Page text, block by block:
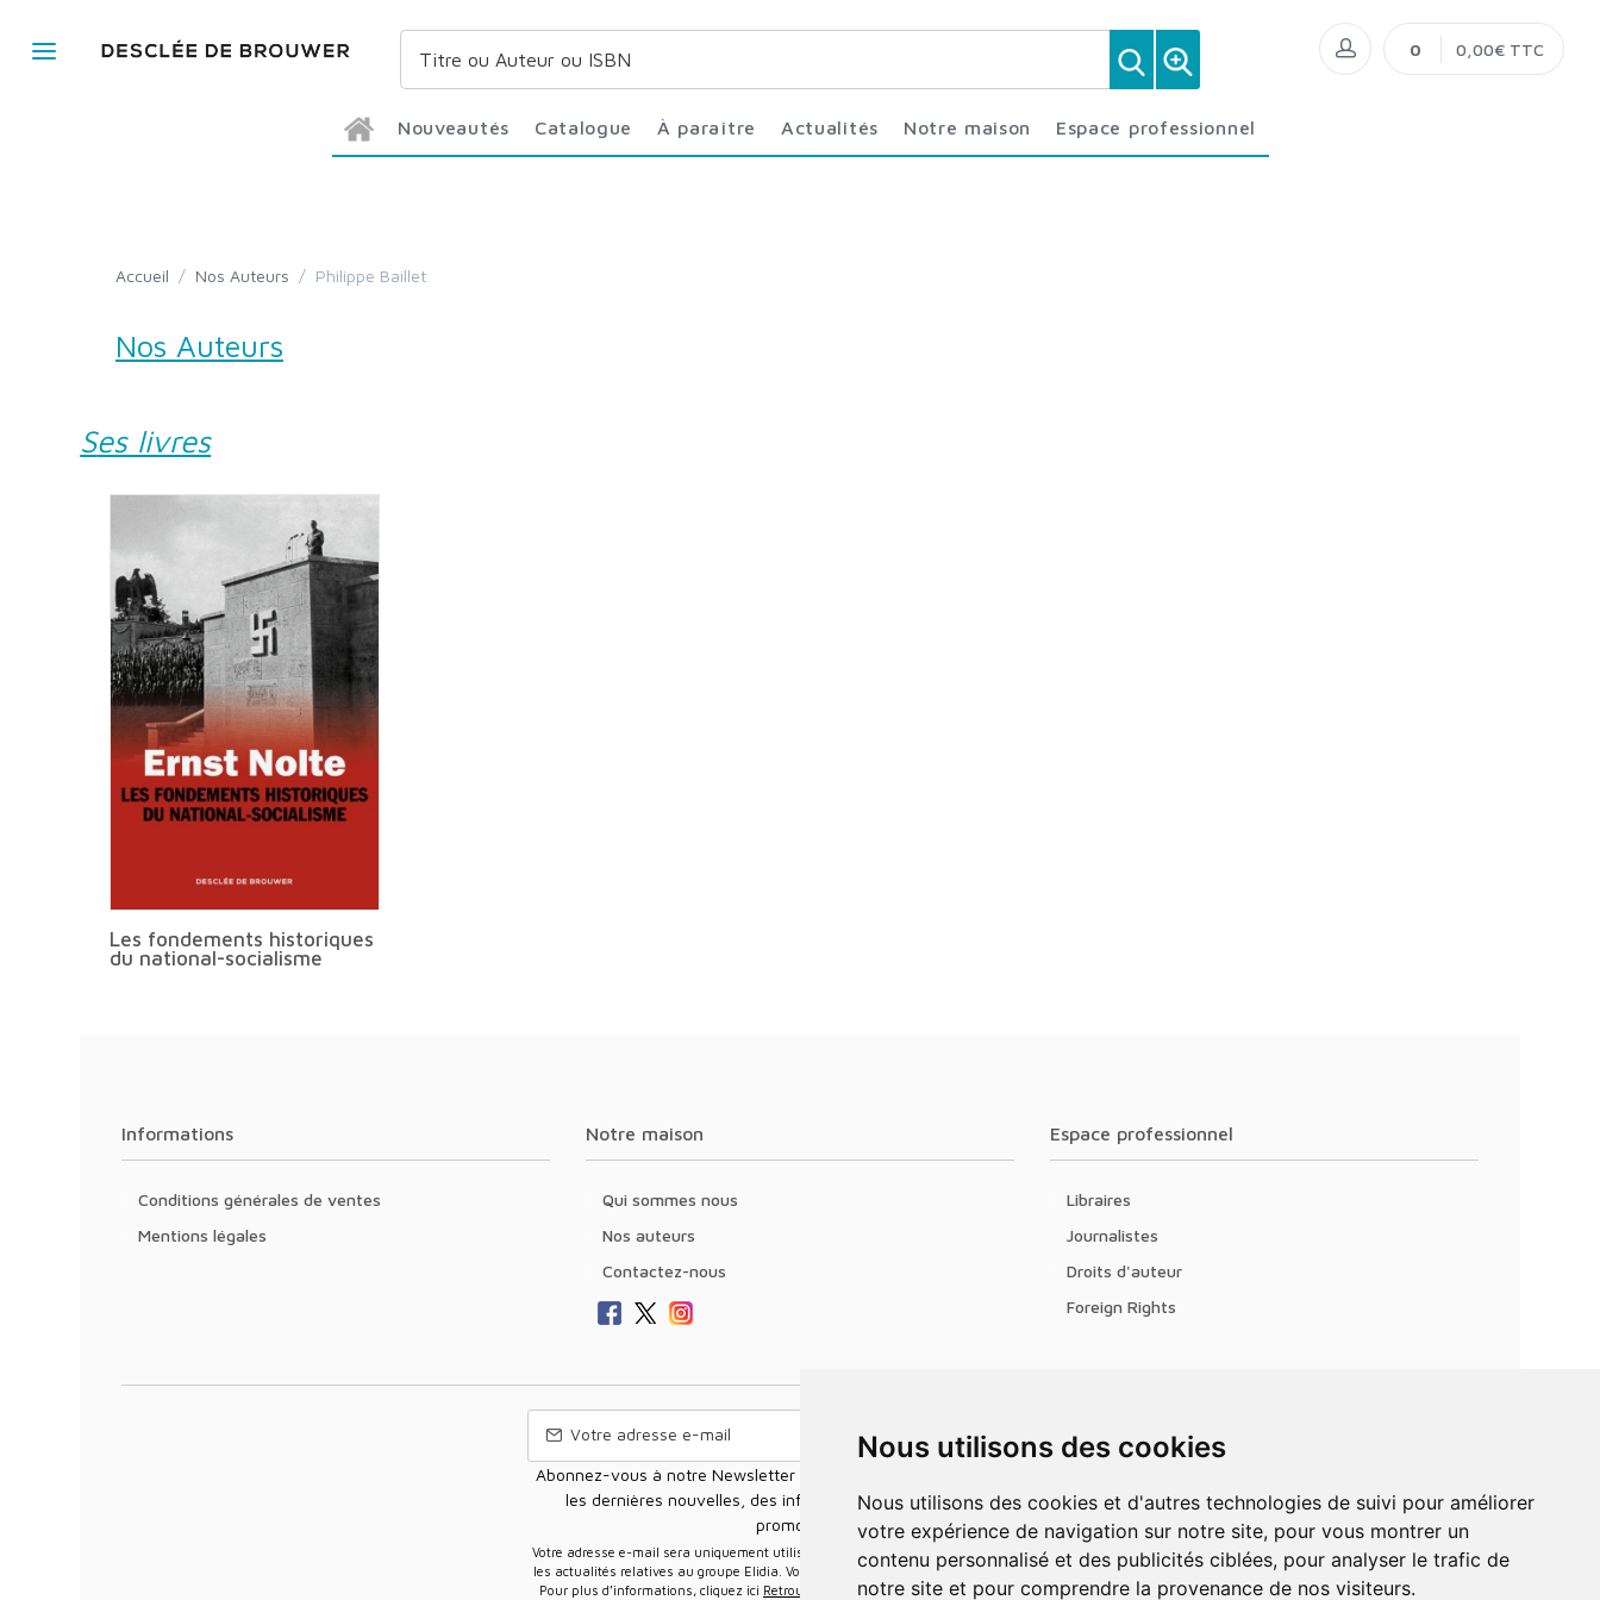
Nous utilisons des cookies
Nous utilisons des cookies et d'autres technologies de suivi pour améliorer
votre expérience de navigation sur notre site, pour vous montrer un
contenu personnalisé et des publicités ciblées, pour analyser le trafic de
notre site et pour comprendre la provenance de nos visiteurs.
Nouveautés Catalogue À paraître Actualités Notre maison Espace professionnel
0 0,00€ TTC
Accueil / Nos Auteurs / Philippe Baillet
Nos Auteurs
Ses livres
Les fondements historiques
du national-socialisme
Informations
Conditions générales de ventes
Mentions légales
Notre maison
Qui sommes nous
Nos auteurs
Contactez-nous
Espace professionnel
Libraires
Journalistes
Droits d'auteur
Foreign Rights
Abonnez-vous à notre Newsletter pour recevoir nos nouvelles offres,
les dernières nouvelles, des informations sur les ventes et les
promotions.
Votre adresse e-mail sera uniquement utilisée pour vous envoyer des informations sur
les actualités relatives au groupe Elidia. Vous pouvez vous désinscrire à tout moment.
Pour plus d’informations, cliquez ici Retrouvez ici notre politique de protection de vos